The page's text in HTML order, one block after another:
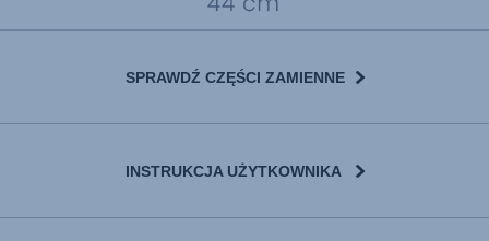
SPRAWDŹ CZĘŚCI ZAMIENNE
INSTRUKCJA UŻYTKOWNIKA